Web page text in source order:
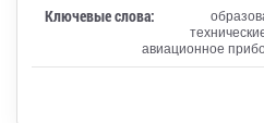
Ключевые слова:
авиационное